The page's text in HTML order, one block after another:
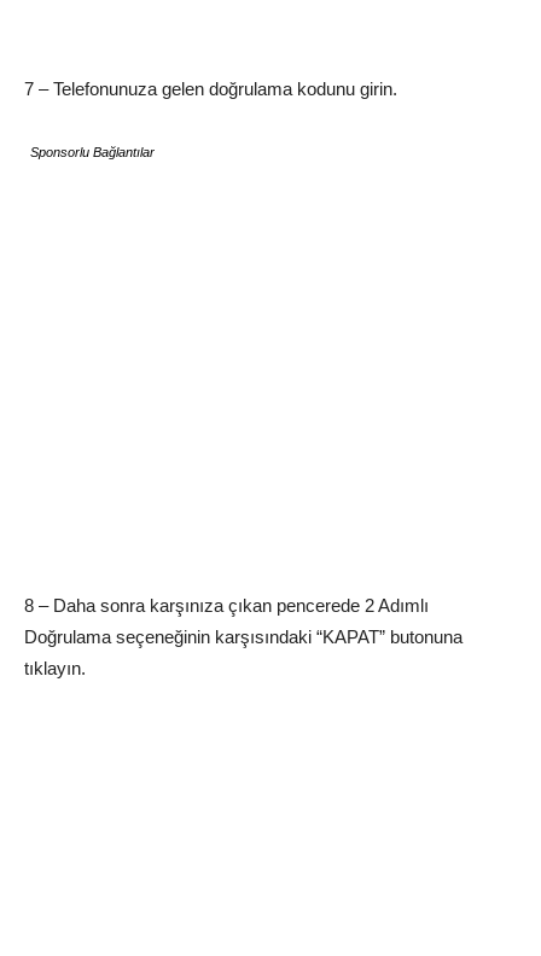
7 – Telefonunuza gelen doğrulama kodunu girin.
Sponsorlu Bağlantılar
8 – Daha sonra karşınıza çıkan pencerede 2 Adımlı
Doğrulama seçeneğinin karşısındaki “KAPAT” butonuna
tıklayın.